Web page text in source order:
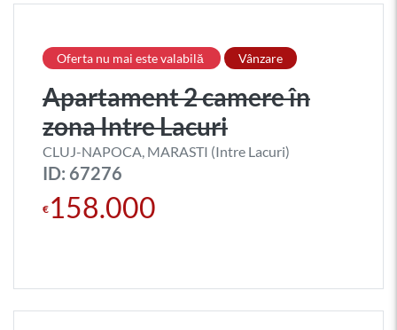
Oferta nu mai este valabilă Vânzare
Apartament 2 camere în
zona Intre Lacuri
CLUJ-NAPOCA, MARASTI (Intre Lacuri)
ID: 67276
€ 158.000